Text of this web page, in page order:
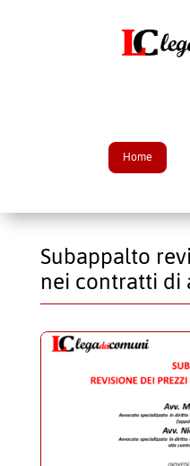
Home
Subappalto
nei contratti di